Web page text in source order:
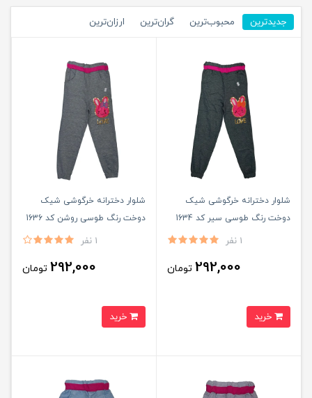
جدیدترین محبوب‌ترین گران‌ترین ارزان‌ترین
شلوار دخترانه خرگوشی شیک
دوخت رنگ طوسی سیر کد 1634
1 نفر
292,000 تومان
شلوار دخترانه خرگوشی شیک
دوخت رنگ طوسی روشن کد 1636
1 نفر
292,000 تومان